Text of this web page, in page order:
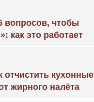
вопросов, чтобы
как это работает
отчистить кухонные
жирного налёта